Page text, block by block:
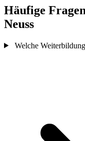
Häufige
Neuss
Welche